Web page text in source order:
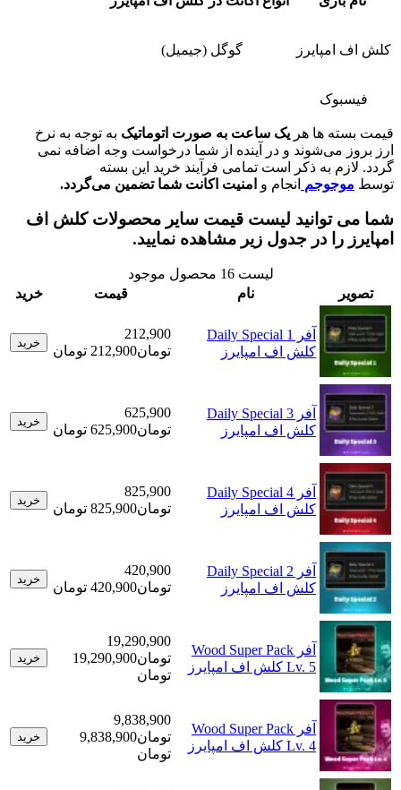
گوگل (جیمیل)
ها هریک ساعت به صورت اتوماتیکبه توجه به نرخ
می‌شوند و در آینده از شما درخواست وجه اضافه نمی
به ذکر است تمامی فرآیند خرید این بسته
انجام وامنیت اکانت شما تضمین می‌گردد.
توانید لیست قیمت سایر محصولات کلش اف
را در جدول زیر مشاهده نمایید.
محصول موجود
خرید
آفر Daily Special 1
کلش اف امپایرز
212,900
تومان
212,900 تومان
خرید
آفر Daily Special 3
کلش اف امپایرز
625,900
تومان
625,900 تومان
خرید
آفر Daily Special 4
کلش اف امپایرز
825,900
تومان
825,900 تومان
خرید
آفر Daily Special 2
کلش اف امپایرز
420,900
تومان
420,900 تومان
آفر Wood Super Pack
Lv. 5 کلش اف امپایرز
19,290,900
تومان 19,290,900
تومان
خرید
آفر Wood Super Pack
Lv. 4 کلش اف امپایرز
9,838,900
تومان 9,838,900
تومان
خرید